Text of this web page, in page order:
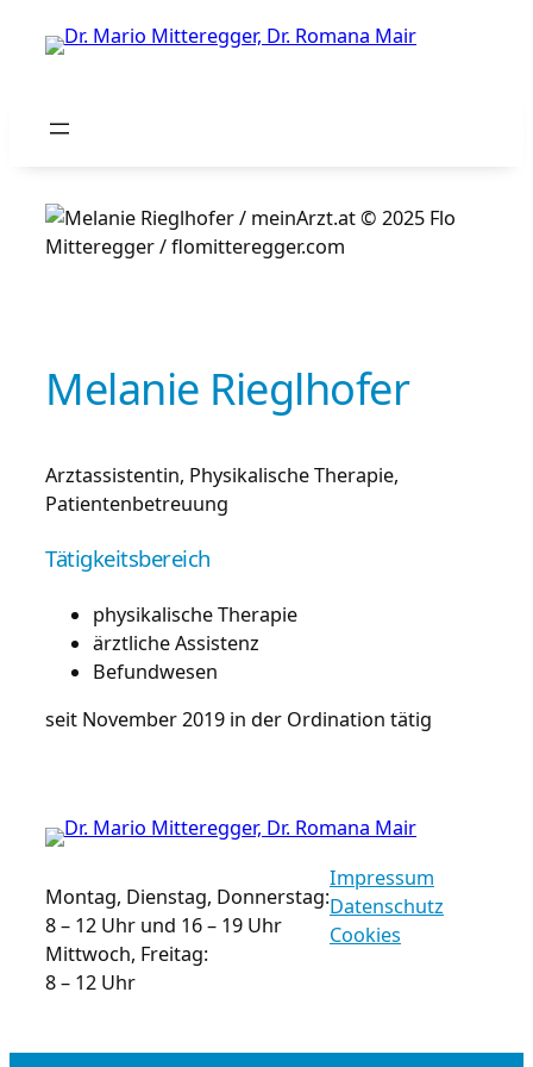
Zum
Melanie Rieglhofer
Arztassistentin, Physikalische Therapie,
Patientenbetreuung
Tätigkeitsbereich
physikalische Therapie
ärztliche Assistenz
Befundwesen
seit November 2019 in der Ordination tätig
Montag, Dienstag, Donnerstag:
8 – 12 Uhr und 16 – 19 Uhr
Mittwoch, Freitag:
8 – 12 Uhr
Impressum
Datenschutz
Cookies